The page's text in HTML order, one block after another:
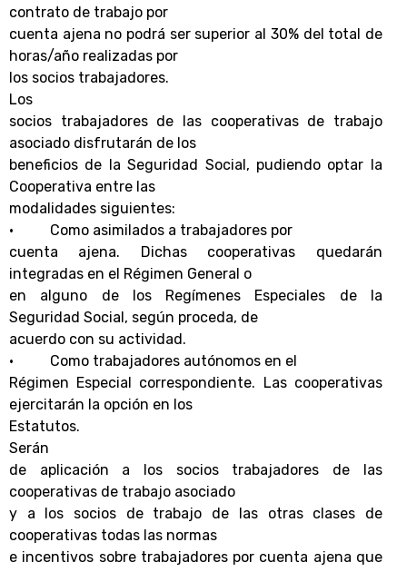
contrato de trabajo por
cuenta ajena no podrá ser superior al 30% del total de
horas/año realizadas por
los socios trabajadores.
Los
socios trabajadores de las cooperativas de trabajo
asociado disfrutarán de los
beneficios de la Seguridad Social, pudiendo optar la
Cooperativa entre las
modalidades siguientes:
•
Como asimilados a trabajadores por
cuenta ajena. Dichas cooperativas quedarán
integradas en el Régimen General o
en alguno de los Regímenes Especiales de la
Seguridad Social, según proceda, de
acuerdo con su actividad.
•
Como trabajadores autónomos en el
Régimen Especial correspondiente. Las cooperativas
ejercitarán la opción en los
Estatutos.
Serán
de aplicación a los socios trabajadores de las
cooperativas de trabajo asociado
y a los socios de trabajo de las otras clases de
cooperativas todas las normas
e incentivos sobre trabajadores por cuenta ajena que